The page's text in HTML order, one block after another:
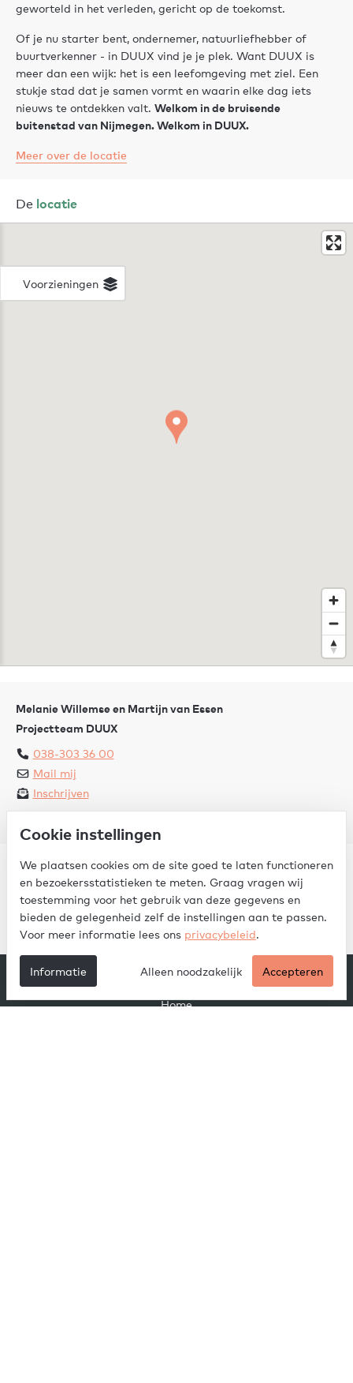
geworteld in het verleden, gericht op de toekomst.
Of je nu starter bent, ondernemer, natuurliefhebber of
buurtverkenner - in DUUX vind je je plek. Want DUUX is
meer dan een wijk: het is een leefomgeving met ziel. Een
stukje stad dat je samen vormt en waarin elke dag iets
nieuws te ontdekken valt. Welkom in de bruisende
buitenstad van Nijmegen. Welkom in DUUX.
Meer over de locatie
De locatie
Voorzieningen
Melanie Willemse en Martijn van Essen
Projectteam DUUX
038-303 36 00
Mail mij
Inschrijven
“Laat ons je helpen jouw nieuwe plek in DUUX te vinden”
Home
Cookie instellingen
We plaatsen cookies om de site goed te laten functioneren
en bezoekersstatistieken te meten. Graag vragen wij
toestemming voor het gebruik van deze gegevens en
bieden de gelegenheid zelf de instellingen aan te passen.
Voor meer informatie lees ons privacybeleid.
Informatie Alleen noodzakelijk Accepteren